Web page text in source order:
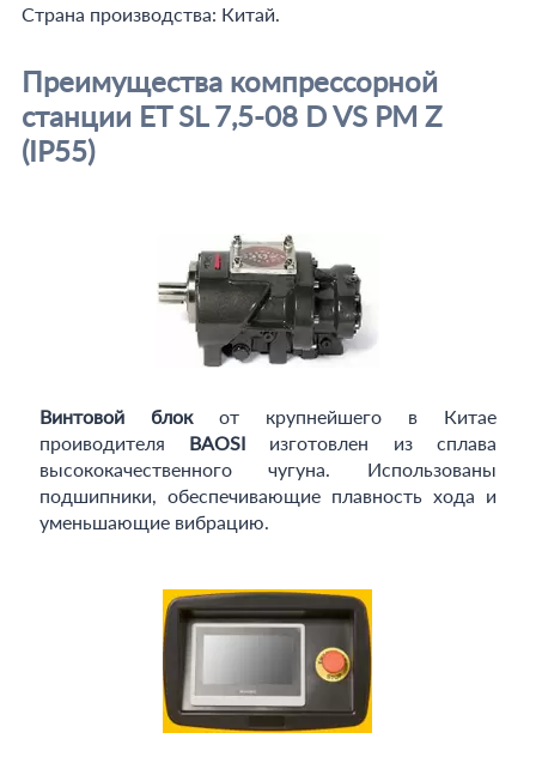
Страна производства: Китай.
Преимущества компрессорной
станции ET SL 7,5-08 D VS PM Z
(IP55)
Винтовой блокот крупнейшего в Китае
проиводителя BAOSI изготовлен из сплава
высококачественного чугуна. Использованы
подшипники, обеспечивающие плавность хода и
уменьшающие вибрацию.